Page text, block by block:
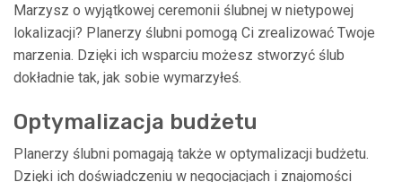
Marzysz o wyjątkowej ceremonii ślubnej w nietypowej
lokalizacji? Planerzy ślubni pomogą Ci zrealizować Twoje
marzenia. Dzięki ich wsparciu możesz stworzyć ślub
dokładnie tak, jak sobie wymarzyłeś.
Optymalizacja budżetu
Planerzy ślubni pomagają także w optymalizacji budżetu.
Dzięki ich doświadczeniu w negocjacjach i znajomości